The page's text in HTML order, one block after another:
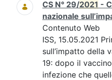
CS N° 29/2021 -
nazionale
Contenuto Web
ISS, 15.05.2021
sull’impatto della
19: dopo il
infezione che